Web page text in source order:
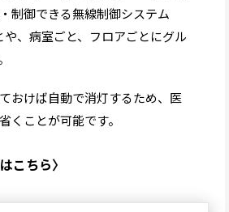
制御できる無線制御システム
や、病室ごと、フロアごとにグル
おけば自動で消灯するため、医
くことが可能です。
こちら〉